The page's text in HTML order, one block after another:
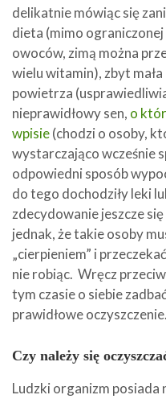
delikatnie mówiąc się
dieta (mimo
owoców, zimą można
wielu witamin), zbyt
powietrza
nieprawidłowy sen, o
wpisie(chodzi o osoby,
wystarczająco wcześnie
odpowiedni sposób
do tego dochodziły leki
zdecydowanie jeszcze
jednak, że takie osoby
„cierpieniem” i
nie robiąc. Wręcz
tym czasie o siebie
prawidłowe oczyszczenie.
Czy należy się
Ludzki organizm posiada